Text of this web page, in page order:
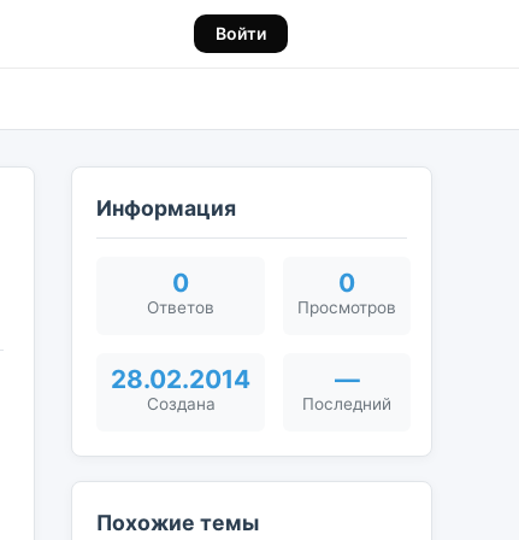
Войти
Информация
0
Ответов
0
Просмотров
28.02.2014
Создана
—
Последний
Похожие темы